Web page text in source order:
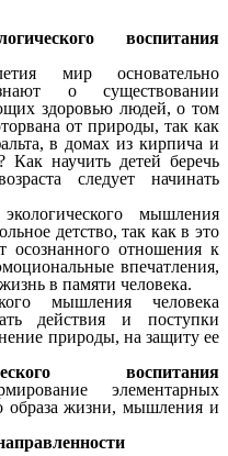
воспитания
мир основательно
о существовании
здоровью людей, о том
от природы, так как
в домах из кирпича и
Как научить детей беречь
следует начинать
мышления
детство, так как в это
осознанного отношения к
впечатления,
в памяти человека.
мышления человека
действия и поступки
природы, на защиту ее
воспитания
элементарных
образа жизни, мышления и